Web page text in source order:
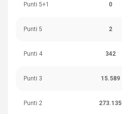
Punti 5+1 0
Punti 5 2
Punti 4 342
Punti 3 15.589
Punti 2 273.135